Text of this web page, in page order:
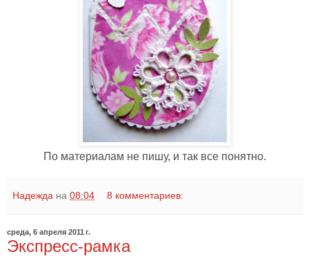
По материалам не пишу, и так все понятно.
Надежда на 08:04 8 комментариев:
среда, 6 апреля 2011 г.
Экспресс-рамка